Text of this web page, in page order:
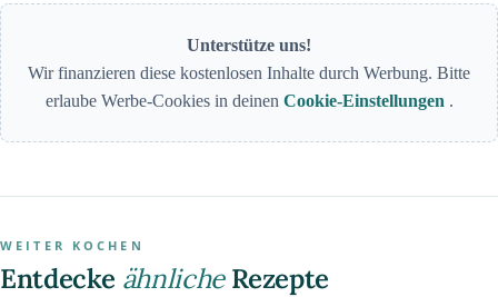
Unterstütze uns!
Wir finanzieren diese kostenlosen Inhalte durch Werbung. Bitte
erlaube Werbe-Cookies in deinen Cookie-Einstellungen .
WEITER KOCHEN
Entdecke ähnlicheRezepte